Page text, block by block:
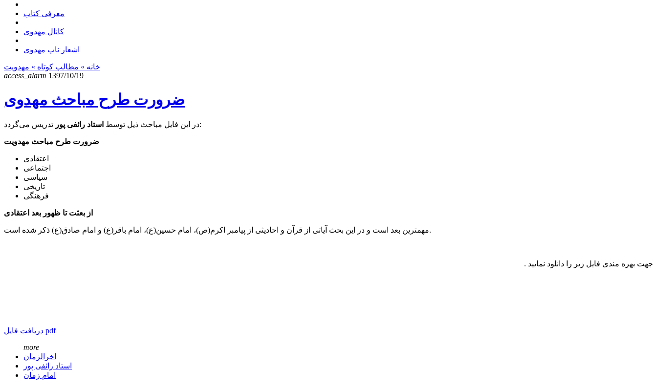
معرفی کتاب
کانال مهدوی
اشعار ناب مهدوی
خانه » مطالب کوتاه » مهدویت
access_alarm 1397/10/19
ضرورت طرح مباحث مهدوی
در این فایل مباحث ذیل توسط استاد رائفی پور تدریس می‌گردد:
ضرورت طرح مباحث مهدویت
اعتقادی
اجتماعی
سیاسی
تاریخی
فرهنگی
از بعثت تا ظهور بعد اعتقادی
مهمترین بعد است و در این بحث آیاتی از قرآن و احادیثی از پیامبر اکرم(ص)، امام حسین(ع)، امام باقر(ع) و امام صادق(ع) ذکر شده است.
جهت بهره مندی فایل زیر را دانلود نمایید .
دریافت فایل pdf
more
اخرالزمان
استاد رائفی پور
امام زمان